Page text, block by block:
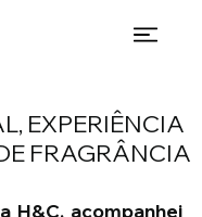
EXPERIÊNCIA
FRAGRÂNCIA
H&C, acompanhei